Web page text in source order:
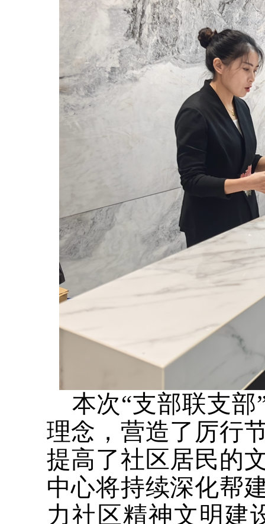
本次“支部联支
理念，营造了厉行
提高了社区居民的
中心将持续深化帮
力社区精神文明建